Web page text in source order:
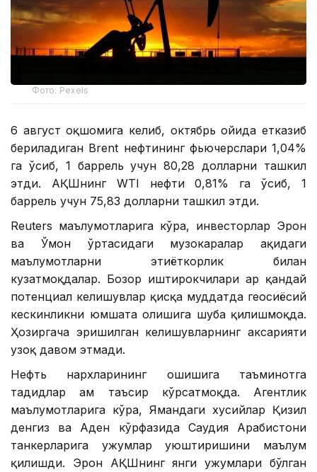
Фото: Pexels
6 август оқшомига келиб, октябрь ойида етказиб
бериладиган Brent нефтининг фьючерслари 1,04%
га ўсиб, 1 баррель учун 80,28 долларни ташкил
этди. АҚШнинг WTI нефти 0,81% га ўсиб, 1
баррель учун 75,83 долларни ташкил этди.
Reuters маълумотларига кўра, инвесторлар Эрон
ва Ўмон ўртасидаги музокаралар ҳақидаги
маълумотларни эҳтиёткорлик билан
кузатмоқдалар. Бозор иштирокчилари ҳар қандай
потенциал келишувлар қисқа муддатда геосиёсий
кескинликни юмшата олишига шубҳа қилишмоқда.
Ҳозиргача эришилган келишувларнинг аксарияти
узоқ давом этмади.
Нефть нархларининг ошишига таъминотга
таҳдидлар ҳам таъсир кўрсатмоқда. Агентлик
маълумотларига кўра, Ямандаги хусийлар Қизил
денгиз ва Аден кўрфазида Саудия Арабистони
танкерларига ҳужумлар уюштиришини маълум
қилишди. Эрон АҚШнинг янги ҳужумлари бўлган